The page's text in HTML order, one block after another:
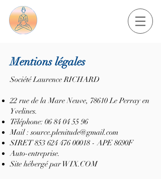
Mentions légales
Société Laurence RICHARD
22 rue de la Mare Neuve, 78610 Le Perray en
Yvelines.
Téléphone: 06 84 04 55 96
Mail :source.plenitude@gmail.com
SIRET853 624 476 00018 - APE 8690F
Auto-entreprise.
Site hébergé par WIX.COM